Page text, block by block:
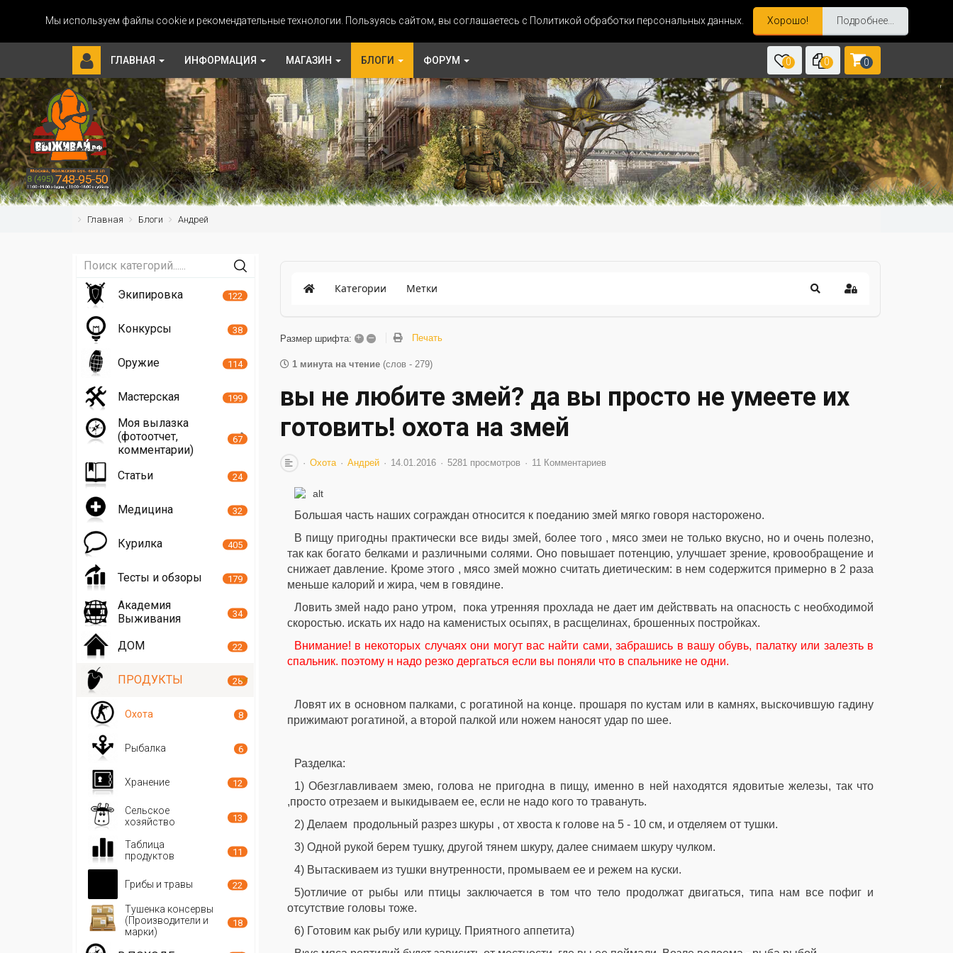
Мы используем файлы cookie и рекомендательные технологии. Пользуясь сайтом, вы соглашаетесь с Политикой обработки персональных данных. Хорошо! Подробнее...
ГЛАВНАЯ ИНФОРМАЦИЯ МАГАЗИН БЛОГИ ФОРУМ 0 0 0
Главная Блоги Андрей
Категории Метки
Размер шрифта: + – Печать
1 минута на чтение (слов - 279)
вы не любите змей? да вы просто не умеете их
готовить! охота на змей
Охота Андрей 14.01.2016 5281 просмотров 11 Комментариев
Большая часть наших сограждан относится к поеданию змей мягко говоря насторожено.
В пищу пригодны практически все виды змей, более того , мясо змеи не только вкусно, но и очень полезно,
так как богато белками и различными солями. Оно повышает потенцию, улучшает зрение, кровообращение и
снижает давление. Кроме этого , мясо змей можно считать диетическим: в нем содержится примерно в 2 раза
меньше калорий и жира, чем в говядине.
Ловить змей надо рано утром, пока утренняя прохлада не дает им действвать на опасность с необходимой
скоростью. искать их надо на каменистых осыпях, в расщелинах, брошенных постройках.
Внимание! в некоторых случаях они могут вас найти сами, забрашись в вашу обувь, палатку или залезть в
спальник. поэтому н надо резко дергаться если вы поняли что в спальнике не одни.
Ловят их в основном палками, с рогатиной на конце. прошаря по кустам или в камнях, выскочившую гадину
прижимают рогатиной, а второй палкой или ножем наносят удар по шее.
Разделка:
1) Обезглавливаем змею, голова не пригодна в пищу, именно в ней находятся ядовитые железы, так что
,просто отрезаем и выкидываем ее, если не надо кого то травануть.
2) Делаем продольный разрез шкуры , от хвоста к голове на 5 - 10 см, и отделяем от тушки.
3) Одной рукой берем тушку, другой тянем шкуру, далее снимаем шкуру чулком.
4) Вытаскиваем из тушки внутренности, промываем ее и режем на куски.
5)отличие от рыбы или птицы заключается в том что тело продолжат двигаться, типа нам все пофиг и
отсутствие головы тоже.
6) Готовим как рыбу или курицу. Приятного аппетита)
Экипировка 122
Конкурсы 38
Оружие 114
Мастерская 199
Моя вылазка
(фотоотчет,
комментарии)
67
Статьи 24
Медицина 32
Курилка 405
Тесты и обзоры 179
Академия
Выживания
34
ДОМ 22
ПРОДУКТЫ 28
Охота 8
Рыбалка 6
Хранение 12
Сельское
хозяйство
13
Таблица
продуктов
11
Грибы и травы 22
Тушенка консервы
(Производители и
марки)
18